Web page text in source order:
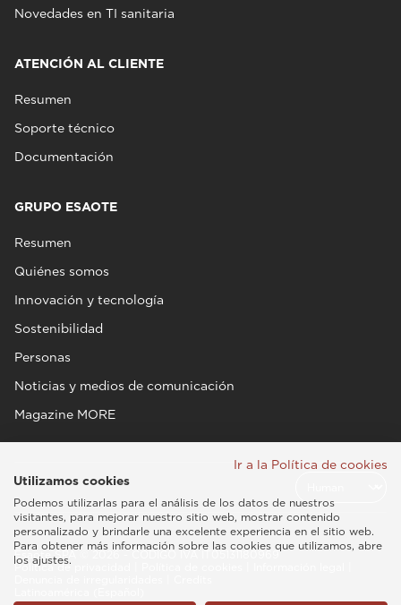
Novedades en TI sanitaria
ATENCIÓN AL CLIENTE
Resumen
Soporte técnico
Documentación
GRUPO ESAOTE
Resumen
Quiénes somos
Innovación y tecnología
Sostenibilidad
Personas
Noticias y medios de comunicación
Magazine MORE
Esaote SPA © 2026 - CÓDIGO IVA IT05131180969
Política de privacidad
Ir a la Política de cookies
Utilizamos cookies
Podemos utilizarlas para el análisis de los datos de nuestros
visitantes, para mejorar nuestro sitio web, mostrar contenido
personalizado y brindarle una excelente experiencia en el sitio web.
Para obtener más información sobre las cookies que utilizamos, abre
los ajustes.